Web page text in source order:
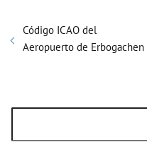
Código ICAO del
Aeropuerto de Erbogachen